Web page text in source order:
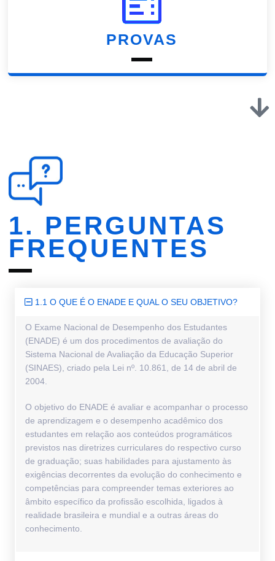
PROVAS
1. PERGUNTAS
FREQUENTES
1.1 O QUE É O ENADE E QUAL O SEU OBJETIVO?
O Exame Nacional de Desempenho dos Estudantes
(ENADE) é um dos procedimentos de avaliação do
Sistema Nacional de Avaliação da Educação Superior
(SINAES), criado pela Lei nº. 10.861, de 14 de abril de
2004.
O objetivo do ENADE é avaliar e acompanhar o processo
de aprendizagem e o desempenho acadêmico dos
estudantes em relação aos conteúdos programáticos
previstos nas diretrizes curriculares do respectivo curso
de graduação; suas habilidades para ajustamento às
exigências decorrentes da evolução do conhecimento e
competências para compreender temas exteriores ao
âmbito específico da profissão escolhida, ligados à
realidade brasileira e mundial e a outras áreas do
conhecimento.